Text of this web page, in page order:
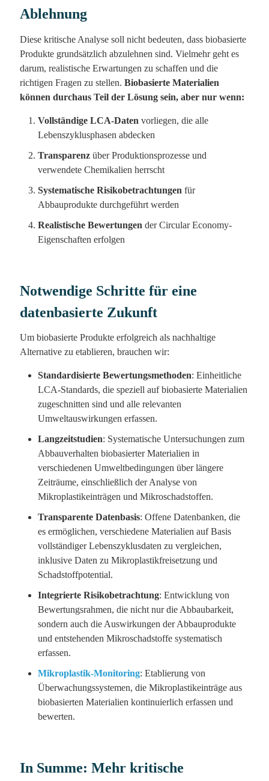
Ablehnung
Diese kritische Analyse soll nicht bedeuten, dass biobasierte
Produkte grundsätzlich abzulehnen sind. Vielmehr geht es
darum, realistische Erwartungen zu schaffen und die
richtigen Fragen zu stellen. Biobasierte Materialien
können durchaus Teil der Lösung sein, aber nur wenn:
Vollständige LCA-Daten vorliegen, die alle
Lebenszyklusphasen abdecken
Transparenz über Produktionsprozesse und
verwendete Chemikalien herrscht
Systematische Risikobetrachtungen für
Abbauprodukte durchgeführt werden
Realistische Bewertungen der Circular Economy-
Eigenschaften erfolgen
Notwendige Schritte für eine
datenbasierte Zukunft
Um biobasierte Produkte erfolgreich als nachhaltige
Alternative zu etablieren, brauchen wir:
Standardisierte Bewertungsmethoden: Einheitliche
LCA-Standards, die speziell auf biobasierte Materialien
zugeschnitten sind und alle relevanten
Umweltauswirkungen erfassen.
Langzeitstudien: Systematische Untersuchungen zum
Abbauverhalten biobasierter Materialien in
verschiedenen Umweltbedingungen über längere
Zeiträume, einschließlich der Analyse von
Mikroplastikeinträgen und Mikroschadstoffen.
Transparente Datenbasis: Offene Datenbanken, die
es ermöglichen, verschiedene Materialien auf Basis
vollständiger Lebenszyklusdaten zu vergleichen,
inklusive Daten zu Mikroplastikfreisetzung und
Schadstoffpotential.
Integrierte Risikobetrachtung: Entwicklung von
Bewertungsrahmen, die nicht nur die Abbaubarkeit,
sondern auch die Auswirkungen der Abbauprodukte
und entstehenden Mikroschadstoffe systematisch
erfassen.
Mikroplastik-Monitoring: Etablierung von
Überwachungssystemen, die Mikroplastikeinträge aus
biobasierten Materialien kontinuierlich erfassen und
bewerten.
In Summe: Mehr kritische